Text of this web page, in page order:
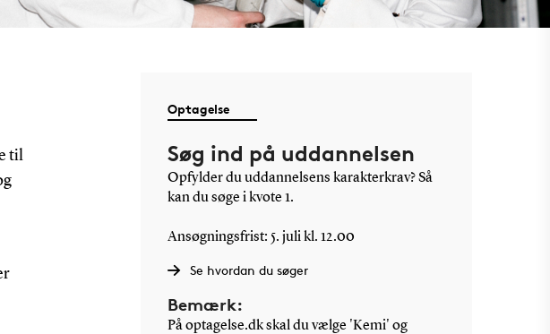
til
Optagelse
Søg ind på uddannelsen
Opfylder du uddannelsens karakterkrav? Så
kan du søge i kvote 1.
Ansøgningsfrist: 5. juli kl. 12.00
Se hvordan du søger
Bemærk:
På optagelse.dk skal du vælge 'Kemi' og